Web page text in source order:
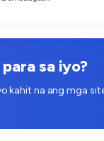
sa iyo?
kahit na ang mga